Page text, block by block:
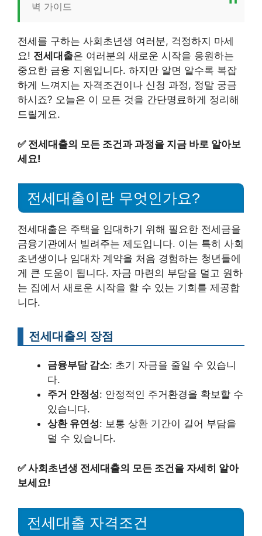
벽 가이드
전세를 구하는 사회초년생 여러분, 걱정하지 마세
요! 전세대출은 여러분의 새로운 시작을 응원하는
중요한 금융 지원입니다. 하지만 알면 알수록 복잡
하게 느껴지는 자격조건이나 신청 과정, 정말 궁금
하시죠? 오늘은 이 모든 것을 간단명료하게 정리해
드릴게요.
✅ 전세대출의 모든 조건과 과정을 지금 바로 알아보
세요!
전세대출이란 무엇인가요?
전세대출은 주택을 임대하기 위해 필요한 전세금을
금융기관에서 빌려주는 제도입니다. 이는 특히 사회
초년생이나 임대차 계약을 처음 경험하는 청년들에
게 큰 도움이 됩니다. 자금 마련의 부담을 덜고 원하
는 집에서 새로운 시작을 할 수 있는 기회를 제공합
니다.
전세대출의 장점
금융부담 감소: 초기 자금을 줄일 수 있습니
다.
주거 안정성: 안정적인 주거환경을 확보할 수
있습니다.
상환 유연성: 보통 상환 기간이 길어 부담을
덜 수 있습니다.
✅사회초년생 전세대출의 모든 조건을 자세히 알아
보세요!
전세대출 자격조건